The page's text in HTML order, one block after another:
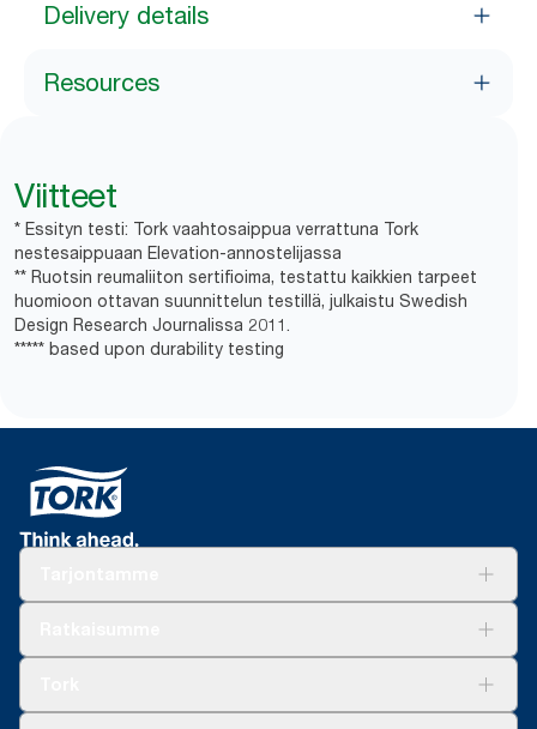
Delivery details
Resources
Viitteet
* Essityn testi: Tork vaahtosaippua verrattuna Tork
nestesaippuaan Elevation-annostelijassa
** Ruotsin reumaliiton sertifioima, testattu kaikkien tarpeet
huomioon ottavan suunnittelun testillä, julkaistu Swedish
Design Research Journalissa 2011.
***** based upon durability testing